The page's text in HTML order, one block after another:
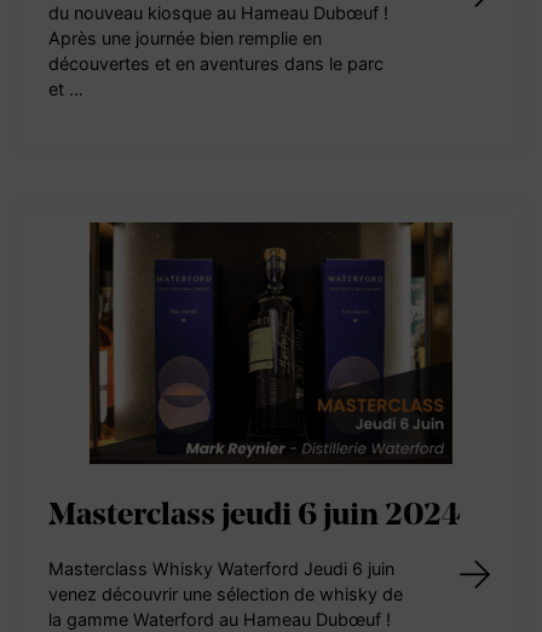
du nouveau kiosque au Hameau Dubœuf !
Après une journée bien remplie en
découvertes et en aventures dans le parc
et …
Masterclass jeudi 6 juin 2024
Masterclass Whisky Waterford Jeudi 6 juin
venez découvrir une sélection de whisky de
la gamme Waterford au Hameau Dubœuf !